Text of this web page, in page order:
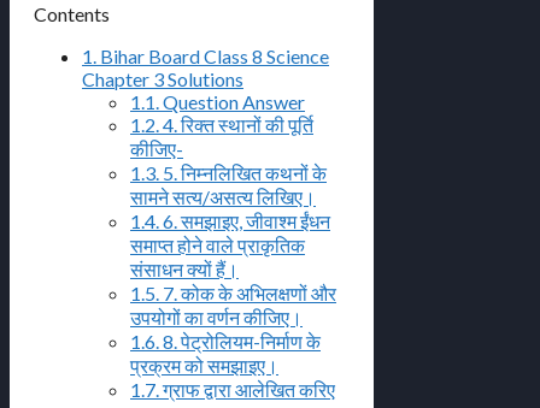
Contents
1. Bihar Board Class 8 Science
Chapter 3 Solutions
1.1. Question Answer
1.2. 4. रिक्त स्थानों की पूर्ति
कीजिए-
1.3. 5. निम्नलिखित कथनों के
सामने सत्य/असत्य लिखिए।
1.4. 6. समझाइए, जीवाश्म ईंधन
समाप्त होने वाले प्राकृतिक
संसाधन क्यों हैं।
1.5. 7. कोक के अभिलक्षणों और
उपयोगों का वर्णन कीजिए।
1.6. 8. पेट्रोलियम-निर्माण के
प्रक्रम को समझाइए।
1.7. ग्राफ द्वारा आलेखित करिए